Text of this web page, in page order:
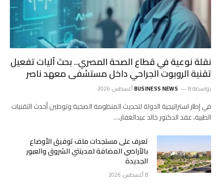
نقلة نوعية في قطاع الصحة المصري.. بحث آليات تفعيل
تقنية الروبوت الجراحي داخل مستشفى معهد ناصر
بواسطة BUSINESS NEWS 8 أغسطس، 2026
في إطار استراتيجية الدولة لتحديث المنظومة الصحية وتوطين أحدث التقنيات
الطبية، عقد الدكتور خالد عبدالغفار،…
تعرف على مستجدات ملف توفيق الأوضاع
بالأراضي المضافة لمدينتي الشروق والعبور
الجديدة
8 أغسطس، 2026